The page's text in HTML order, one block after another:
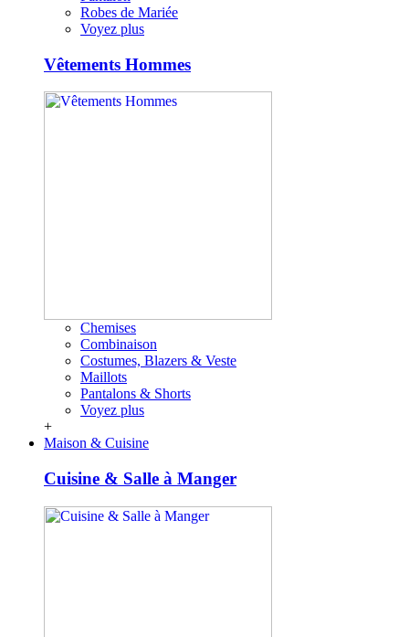
Robes de Mariée
Voyez plus
Vêtements Hommes
Chemises
Combinaison
Costumes, Blazers & Veste
Maillots
Pantalons & Shorts
Voyez plus
+
Maison & Cuisine
Cuisine & Salle à Manger